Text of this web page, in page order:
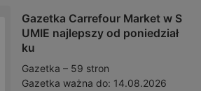
Gazetka Carrefour Market w S
UMIE najlepszy od poniedział
ku
Gazetka – 59 stron
Gazetka ważna do: 14.08.2026